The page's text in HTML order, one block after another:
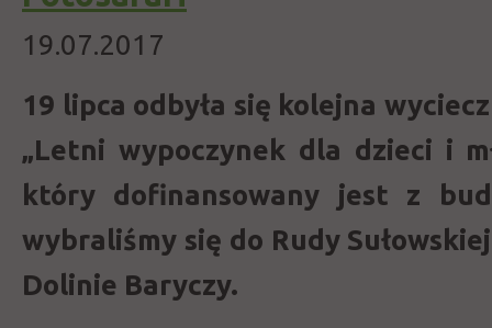
19.07.2017
19 lipca odbyła się kolejna
„Letni wypoczynek dla dzieci i
który dofinansowany jest z
wybraliśmy się do Rudy
Dolinie Baryczy.